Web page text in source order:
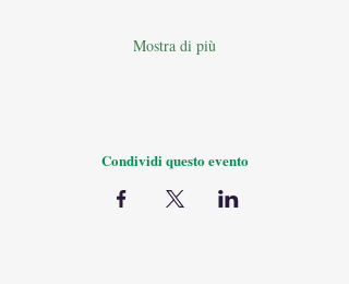
Mostra di più
Condividi questo evento